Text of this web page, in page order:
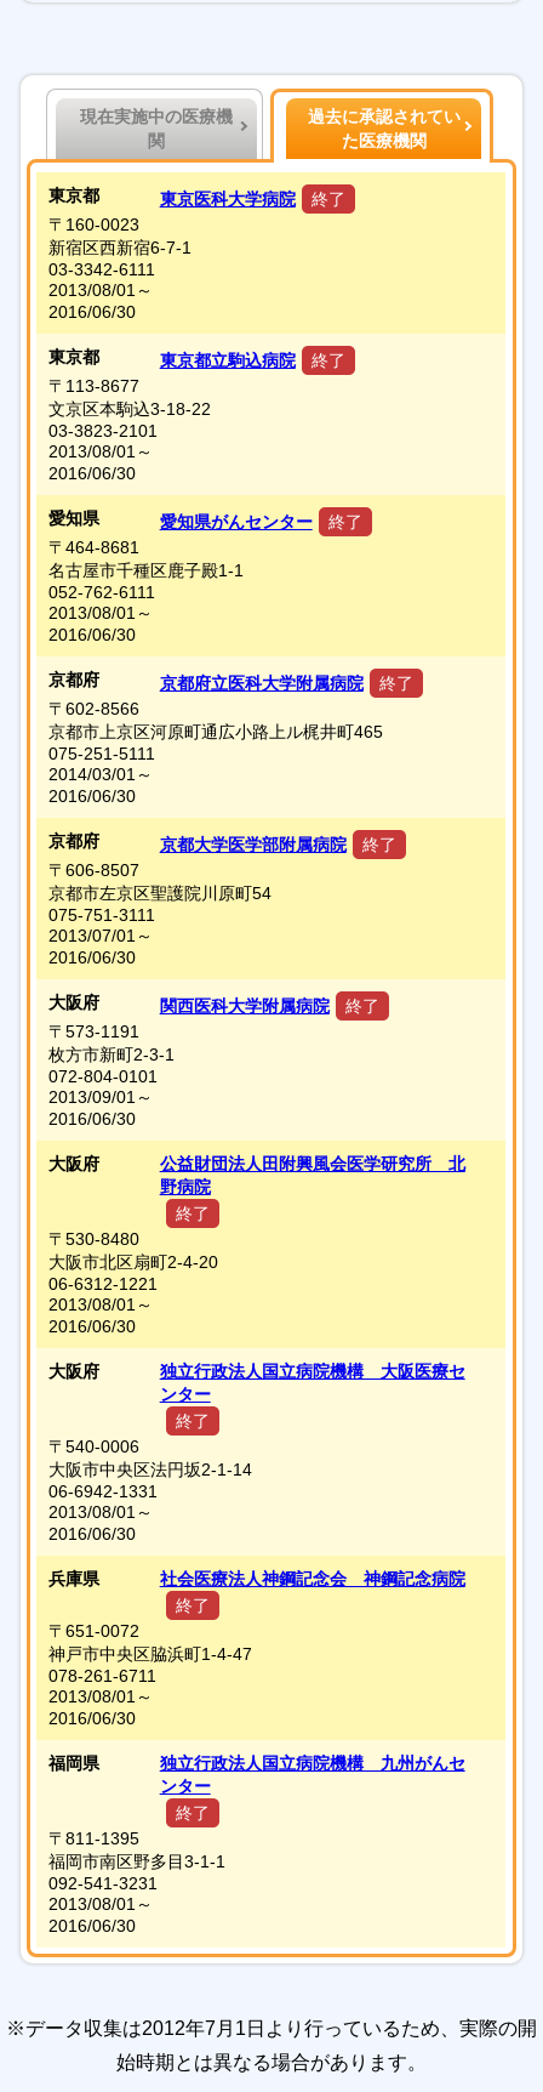
現在実施中の医療機
関
過去に承認されてい
た医療機関
東京都 東京医科大学病院
終了
〒160-0023
新宿区西新宿6-7-1
03-3342-6111
2013/08/01～
2016/06/30
東京都 東京都立駒込病院
終了
〒113-8677
文京区本駒込3-18-22
03-3823-2101
2013/08/01～
2016/06/30
愛知県 愛知県がんセンター
終了
〒464-8681
名古屋市千種区鹿子殿1-1
052-762-6111
2013/08/01～
2016/06/30
京都府 京都府立医科大学附属病院
終了
〒602-8566
京都市上京区河原町通広小路上ル梶井町465
075-251-5111
2014/03/01～
2016/06/30
京都府 京都大学医学部附属病院
終了
〒606-8507
京都市左京区聖護院川原町54
075-751-3111
2013/07/01～
2016/06/30
大阪府 関西医科大学附属病院
終了
〒573-1191
枚方市新町2-3-1
072-804-0101
2013/09/01～
2016/06/30
大阪府
公益財団法人田附興風会医学研究所 北
野病院
終了
〒530-8480
大阪市北区扇町2-4-20
06-6312-1221
2013/08/01～
2016/06/30
大阪府
独立行政法人国立病院機構 大阪医療セ
ンター
終了
〒540-0006
大阪市中央区法円坂2-1-14
06-6942-1331
2013/08/01～
2016/06/30
兵庫県
社会医療法人神鋼記念会 神鋼記念病院
終了
〒651-0072
神戸市中央区脇浜町1-4-47
078-261-6711
2013/08/01～
2016/06/30
福岡県
独立行政法人国立病院機構 九州がんセ
ンター
終了
〒811-1395
福岡市南区野多目3-1-1
092-541-3231
2013/08/01～
2016/06/30
※データ収集は2012年7月1日より行っているため、実際の開
始時期とは異なる場合があります。